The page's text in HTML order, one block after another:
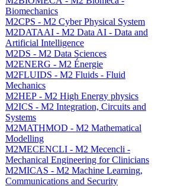
Biomechanics
M2CPS - M2 Cyber Physical System
M2DATAAI - M2 Data AI - Data and
Artificial Intelligence
M2DS - M2 Data Sciences
M2ENERG - M2 Énergie
M2FLUIDS - M2 Fluids - Fluid
Mechanics
M2HEP - M2 High Energy physics
M2ICS - M2 Integration, Circuits and
Systems
M2MATHMOD - M2 Mathematical
Modelling
M2MECENCLI - M2 Mecencli -
Mechanical Engineering for Clinicians
M2MICAS - M2 Machine Learning,
Communications and Security